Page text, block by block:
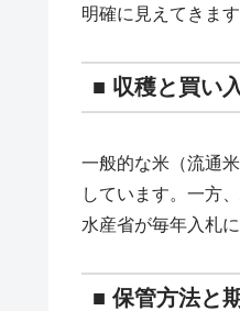
明確に見えてきます
■ 収穫と買い
一般的な米（流通
しています。一方、
水産省が毎年入札
■ 保管方法と